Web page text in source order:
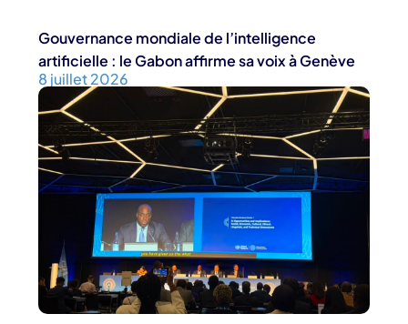
Gouvernance mondiale de l’intelligence
artificielle : le Gabon affirme sa voix à Genève
8 juillet 2026